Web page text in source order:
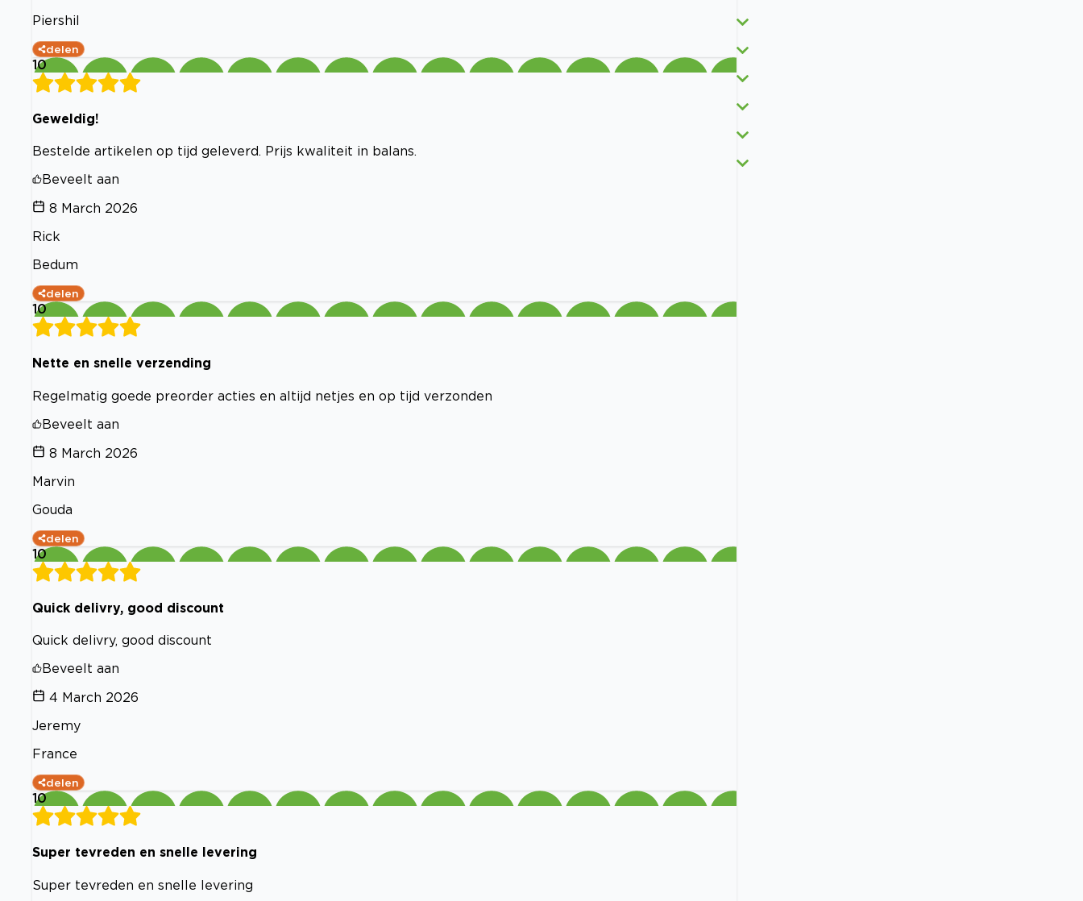
Piershil
delen
10
Geweldig!
Bestelde artikelen op tijd geleverd. Prijs kwaliteit in balans.
Beveelt aan
8 March 2026
Rick
Bedum
delen
10
Nette en snelle verzending
Regelmatig goede preorder acties en altijd netjes en op tijd verzonden
Beveelt aan
8 March 2026
Marvin
Gouda
delen
10
Quick delivry, good discount
Quick delivry, good discount
Beveelt aan
4 March 2026
Jeremy
France
delen
10
Super tevreden en snelle levering
Super tevreden en snelle levering